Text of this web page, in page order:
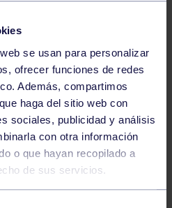
se usan para personalizar
ofrecer funciones de redes
Además, compartimos
haga del sitio web con
sociales, publicidad y análisis
con otra información
o que hayan recopilado a
de sus servicios.